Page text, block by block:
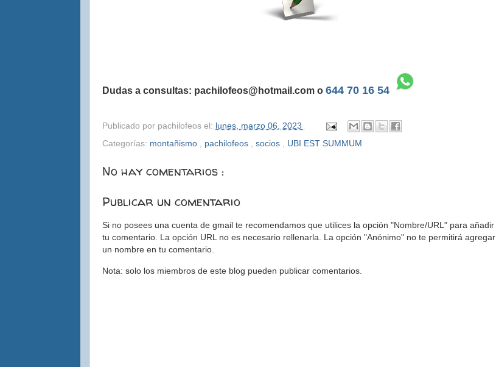
Dudas a consultas: pachilofeos@hotmail.com o 644 70 16 54
Publicado por pachilofeos el: lunes, marzo 06, 2023
Categorías: montañismo pachilofeos socios UBI EST SUMMUM
No hay comentarios :
Publicar un comentario
Si no posees una cuenta de gmail te recomendamos que utilices la opción "Nombre/URL" para añadir
tu comentario. La opción URL no es necesario rellenarla. La opción "Anónimo" no te permitirá agregar
un nombre en tu comentario.
Nota: solo los miembros de este blog pueden publicar comentarios.